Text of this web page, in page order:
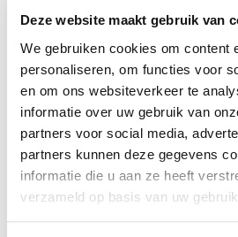
Deze website maakt gebruik van
We gebruiken cookies om content
personaliseren, om functies voor
en om ons websiteverkeer te
informatie over uw gebruik van
partners voor social media,
partners kunnen deze gegevens
informatie die u aan ze heeft
verzameld op basis van uw
Eerder dit jaar maakte de Ierse
onderwerp door voor
van Circular Computing.
Tags: aanbesteding CFIT Ierland
GerelateerdeBerichten